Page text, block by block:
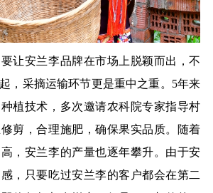
安兰李品牌在市场上脱颖而出，不
，采摘运输环节更是重中之重。5年来
植技术，多次邀请农科院专家指导村
剪，合理施肥，确保果实品质。随着
，安兰李的产量也逐年攀升。由于安
，只要吃过安兰李的客户都会在第二